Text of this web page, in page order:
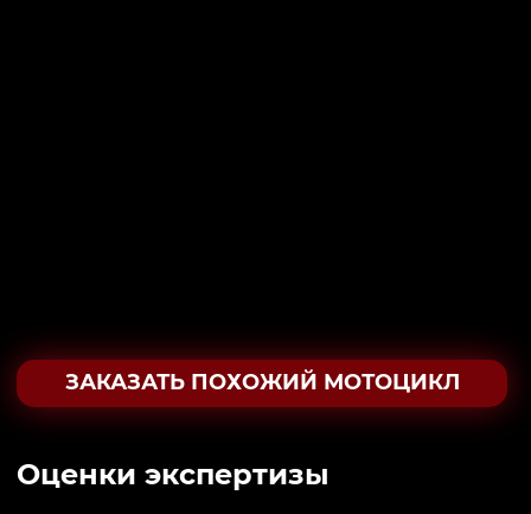
ЗАКАЗАТЬ ПОХОЖИЙ МОТОЦИКЛ
Oценки экспертизы